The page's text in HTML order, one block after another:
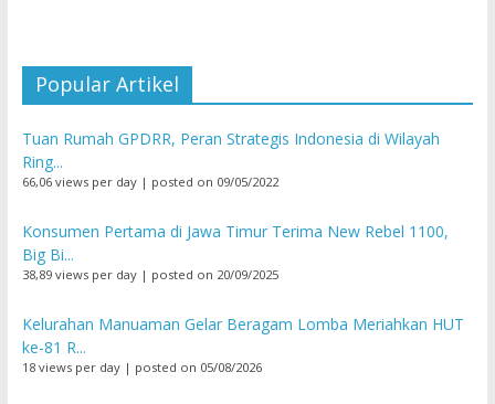
Popular Artikel
Tuan Rumah GPDRR, Peran Strategis Indonesia di Wilayah
Ring...
66,06 views per day| posted on 09/05/2022
Konsumen Pertama di Jawa Timur Terima New Rebel 1100,
Big Bi...
38,89 views per day| posted on 20/09/2025
Kelurahan Manuaman Gelar Beragam Lomba Meriahkan HUT
ke-81 R...
18 views per day| posted on 05/08/2026